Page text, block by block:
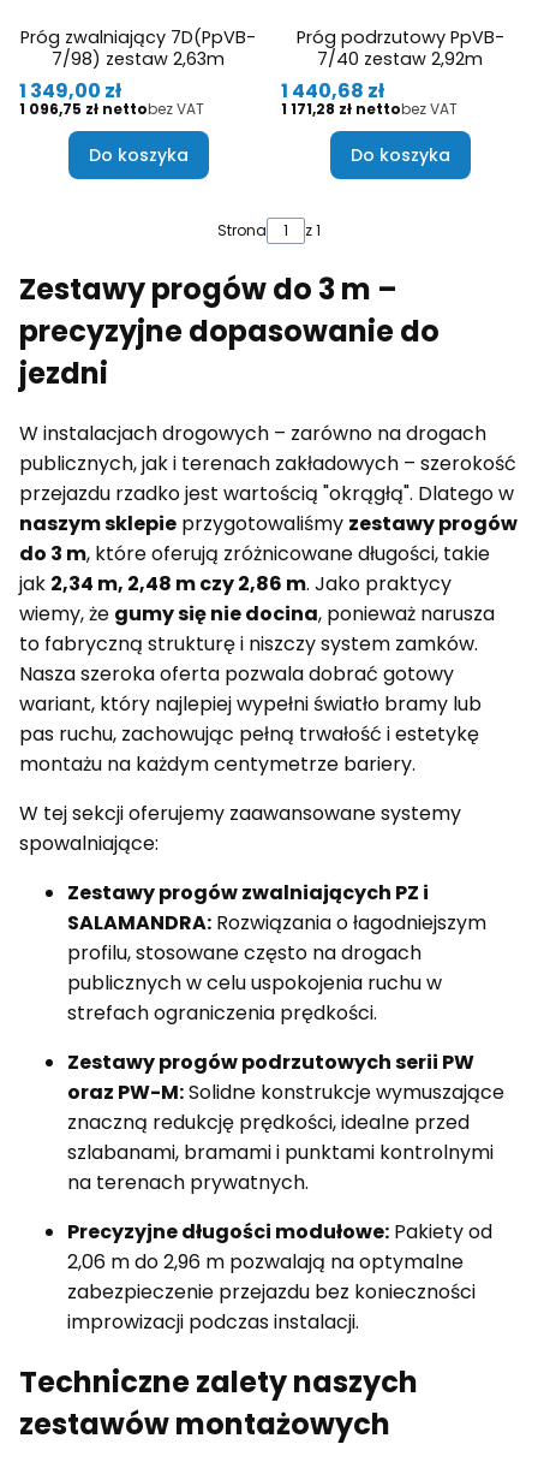
Próg zwalniający 7D(PpVB-
7/98) zestaw 2,63m
Cena
1 349,00 zł
Cena
1 096,75 zł bez VAT
Do koszyka
Próg podrzutowy PpVB-
7/40 zestaw 2,92m
Cena
1 440,68 zł
Cena
1 171,28 zł bez VAT
Do koszyka
Strona z 1
Zestawy progów do 3 m –
precyzyjne dopasowanie do
jezdni
W instalacjach drogowych – zarówno na drogach
publicznych, jak i terenach zakładowych – szerokość
przejazdu rzadko jest wartością "okrągłą". Dlatego w
naszym sklepie przygotowaliśmy zestawy progów
do 3 m, które oferują zróżnicowane długości, takie
jak 2,34 m, 2,48 m czy 2,86 m. Jako praktycy
wiemy, że gumy się nie docina, ponieważ narusza
to fabryczną strukturę i niszczy system zamków.
Nasza szeroka oferta pozwala dobrać gotowy
wariant, który najlepiej wypełni światło bramy lub
pas ruchu, zachowując pełną trwałość i estetykę
montażu na każdym centymetrze bariery.
W tej sekcji oferujemy zaawansowane systemy
spowalniające:
Zestawy progów zwalniających PZ i
SALAMANDRA: Rozwiązania o łagodniejszym
profilu, stosowane często na drogach
publicznych w celu uspokojenia ruchu w
strefach ograniczenia prędkości.
Zestawy progów podrzutowych serii PW
oraz PW-M:Solidne konstrukcje wymuszające
znaczną redukcję prędkości, idealne przed
szlabanami, bramami i punktami kontrolnymi
na terenach prywatnych.
Precyzyjne długości modułowe: Pakiety od
2,06 m do 2,96 m pozwalają na optymalne
zabezpieczenie przejazdu bez konieczności
improwizacji podczas instalacji.
Techniczne zalety naszych
zestawów montażowych